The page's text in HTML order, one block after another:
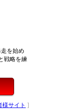
を始め
戦略を練
様サイト ]